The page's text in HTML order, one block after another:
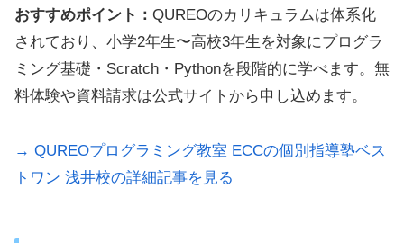
おすすめポイント： QUREOのカリキュラムは体系化
されており、小学2年生〜高校3年生を対象にプログラ
ミング基礎・Scratch・Pythonを段階的に学べます。無
料体験や資料請求は公式サイトから申し込めます。
→ QUREOプログラミング教室 ECCの個別指導塾ベス
トワン 浅井校の詳細記事を見る